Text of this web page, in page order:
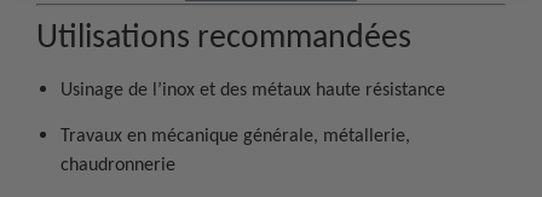
Utilisations recommandées
Usinage de l’inox et des métaux haute résistance
Travaux en mécanique générale, métallerie,
chaudronnerie